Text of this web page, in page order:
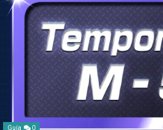
Guía 0